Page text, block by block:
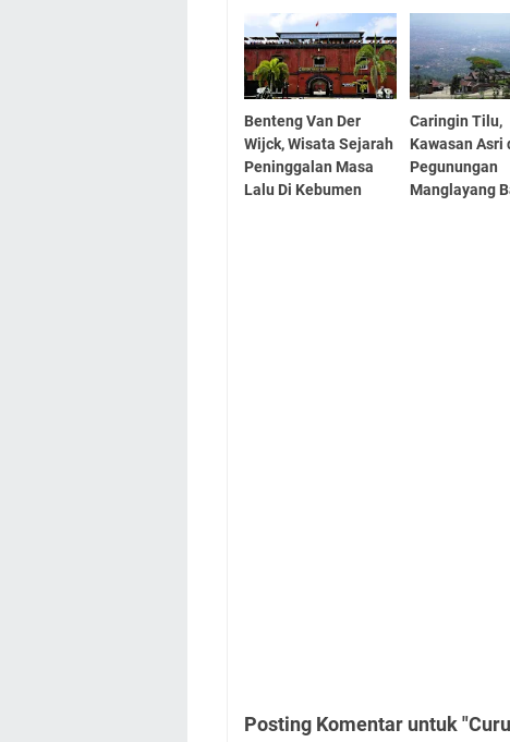
Benteng Van Der
Wijck, Wisata Sejarah
Peninggalan Masa
Lalu Di Kebumen
Caringin Tilu,
Kawasan Asri
Pegunungan
Manglayang
Posting Komentar untuk